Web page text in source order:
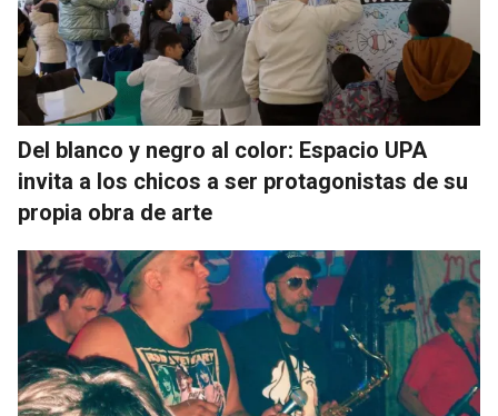
Del blanco y negro al color: Espacio UPA
invita a los chicos a ser protagonistas de su
propia obra de arte